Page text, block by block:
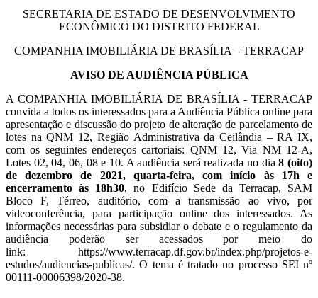
SECRETARIA DE ESTADO DE DESENVOLVIMENTO
ECONÔMICO DO DISTRITO FEDERAL
COMPANHIA IMOBILIÁRIA DE BRASÍLIA – TERRACAP
AVISO DE AUDIÊNCIA PÚBLICA
A COMPANHIA IMOBILIÁRIA DE BRASÍLIA - TERRACAP
convida a todos os interessados para a Audiência Pública online para
apresentação e discussão do projeto de alteração de parcelamento de
lotes na QNM 12, Região Administrativa da Ceilândia – RA IX,
com os seguintes endereços cartoriais: QNM 12, Via NM 12-A,
Lotes 02, 04, 06, 08 e 10. A audiência será realizada no dia8 (oito)
de dezembro de 2021, quarta-feira, com início às 17h e
encerramento às 18h30, no Edifício Sede da Terracap, SAM
Bloco F, Térreo, auditório, com a transmissão ao vivo, por
videoconferência, para participação online dos interessados. As
informações necessárias para subsidiar o debate e o regulamento da
audiência poderão ser acessados por meio do
link: https://www.terracap.df.gov.br/index.php/projetos-e-
estudos/audiencias-publicas/. O tema é tratado no processo SEI nº
00111-00006398/2020-38.